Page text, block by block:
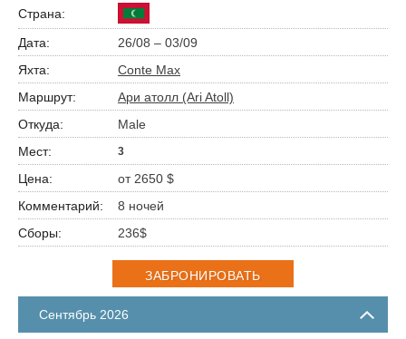
26/08 – 03/09
Conte Max
Ари атолл (Ari Atoll)
Male
3
от 2650 $
8 ночей
236$
ЗАБРОНИРОВАТЬ
Сентябрь 2026